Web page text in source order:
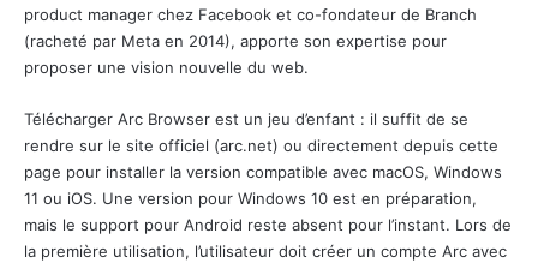
product manager chez Facebook et co-fondateur de Branch
(racheté par Meta en 2014), apporte son expertise pour
proposer une vision nouvelle du web.
Télécharger Arc Browser est un jeu d’enfant : il suffit de se
rendre sur le site officiel (arc.net) ou directement depuis cette
page pour installer la version compatible avec macOS, Windows
11 ou iOS. Une version pour Windows 10 est en préparation,
mais le support pour Android reste absent pour l’instant. Lors de
la première utilisation, l’utilisateur doit créer un compte Arc avec